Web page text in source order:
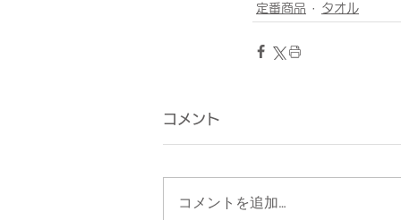
定番商品
タオル
コメント
コメントを追加…